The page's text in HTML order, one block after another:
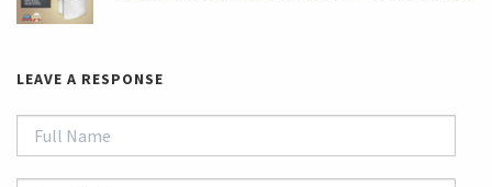
LEAVE A RESPONSE